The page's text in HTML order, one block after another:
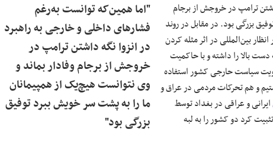
"اما همین‌که توانست به‌رغم
فشارهای داخلی و خارجی به راهبرد
در انزوا نگه داشتن ترامپ در
خروجش از برجام وفادار بماند و
وی نتوانست هیچ‌یک از همپیمانان
ما را به پشت سر خویش ببرد توفیق
بزرگی بود"
ترامپ در خروجش از برجام
بزرگی بود. در مقابل در روند
بین‌المللی در اثر مثله کردن
بالا را داشته و با حاکمیت
سیاست حارجی کشور استفاده
و هم تحرکات مردمی در عراق و
ایرانی و عراقی در بغداد توسط
کرد دو کشور را به لبه